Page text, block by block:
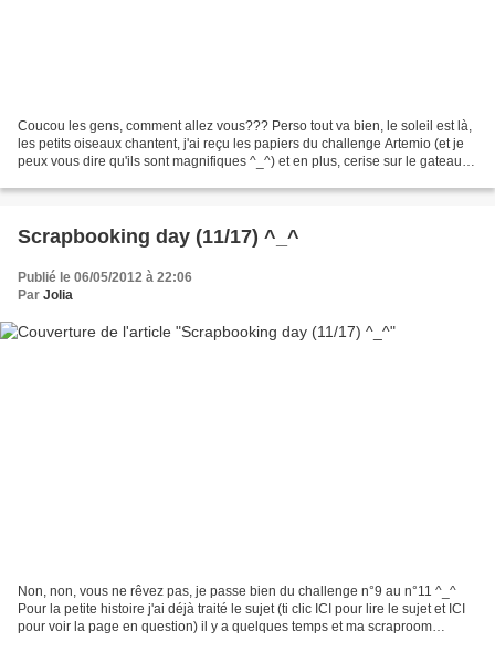
Coucou les gens, comment allez vous??? Perso tout va bien, le soleil est là,
les petits oiseaux chantent, j'ai reçu les papiers du challenge Artemio (et je
peux vous dire qu'ils sont magnifiques ^_^) et en plus, cerise sur le gateau,
Scrapbooking day (11/17) ^_^
Publié le 06/05/2012 à 22:06
Par Jolia
Non, non, vous ne rêvez pas, je passe bien du challenge n°9 au n°11 ^_^
Pour la petite histoire j'ai déjà traité le sujet (ti clic ICI pour lire le sujet et ICI
pour voir la page en question) il y a quelques temps et ma scraproom